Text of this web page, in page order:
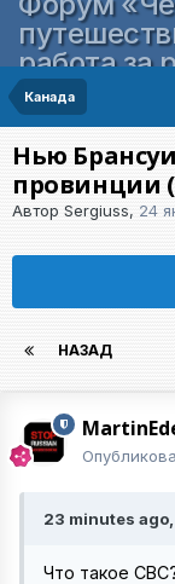
работа за
Канада
Нью
провинции
Автор Sergiuss, 24
НАЗАД
23 minutes
Что такое